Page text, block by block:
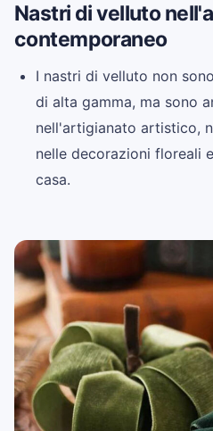
Nastri di velluto
contemporaneo
I nastri di velluto non
di alta gamma, ma sono
nell'artigianato artistico,
nelle decorazioni floreali
casa.